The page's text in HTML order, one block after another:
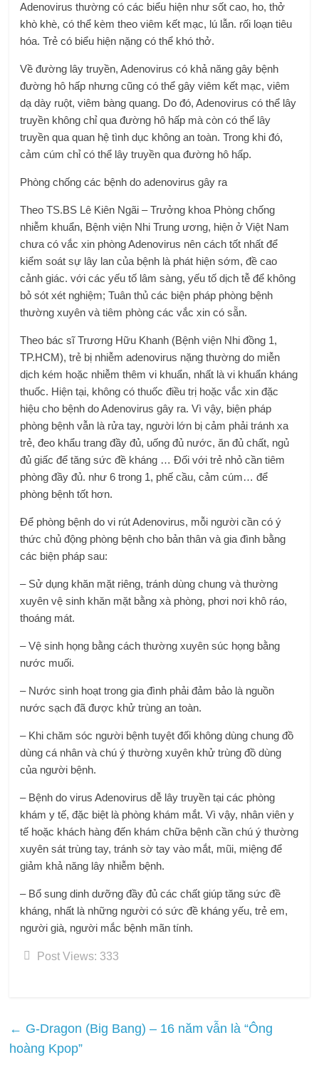
Adenovirus thường có các biểu hiện như sốt cao, ho, thở
khò khè, có thể kèm theo viêm kết mạc, lú lẫn. rối loạn tiêu
hóa. Trẻ có biểu hiện nặng có thể khó thở.
Về đường lây truyền, Adenovirus có khả năng gây bệnh
đường hô hấp nhưng cũng có thể gây viêm kết mạc, viêm
dạ dày ruột, viêm bàng quang. Do đó, Adenovirus có thể lây
truyền không chỉ qua đường hô hấp mà còn có thể lây
truyền qua quan hệ tình dục không an toàn. Trong khi đó,
cảm cúm chỉ có thể lây truyền qua đường hô hấp.
Phòng chống các bệnh do adenovirus gây ra
Theo TS.BS Lê Kiên Ngãi – Trưởng khoa Phòng chống
nhiễm khuẩn, Bệnh viện Nhi Trung ương, hiện ở Việt Nam
chưa có vắc xin phòng Adenovirus nên cách tốt nhất để
kiểm soát sự lây lan của bệnh là phát hiện sớm, đề cao
cảnh giác. với các yếu tố lâm sàng, yếu tố dịch tễ để không
bỏ sót xét nghiệm; Tuân thủ các biện pháp phòng bệnh
thường xuyên và tiêm phòng các vắc xin có sẵn.
Theo bác sĩ Trương Hữu Khanh (Bệnh viện Nhi đồng 1,
TP.HCM), trẻ bị nhiễm adenovirus nặng thường do miễn
dịch kém hoặc nhiễm thêm vi khuẩn, nhất là vi khuẩn kháng
thuốc. Hiện tại, không có thuốc điều trị hoặc vắc xin đặc
hiệu cho bệnh do Adenovirus gây ra. Vì vậy, biện pháp
phòng bệnh vẫn là rửa tay, người lớn bị cảm phải tránh xa
trẻ, đeo khẩu trang đầy đủ, uống đủ nước, ăn đủ chất, ngủ
đủ giấc để tăng sức đề kháng … Đối với trẻ nhỏ cần tiêm
phòng đầy đủ. như 6 trong 1, phế cầu, cảm cúm… để
phòng bệnh tốt hơn.
Để phòng bệnh do vi rút Adenovirus, mỗi người cần có ý
thức chủ động phòng bệnh cho bản thân và gia đình bằng
các biện pháp sau:
– Sử dụng khăn mặt riêng, tránh dùng chung và thường
xuyên vệ sinh khăn mặt bằng xà phòng, phơi nơi khô ráo,
thoáng mát.
– Vệ sinh họng bằng cách thường xuyên súc họng bằng
nước muối.
– Nước sinh hoạt trong gia đình phải đảm bảo là nguồn
nước sạch đã được khử trùng an toàn.
– Khi chăm sóc người bệnh tuyệt đối không dùng chung đồ
dùng cá nhân và chú ý thường xuyên khử trùng đồ dùng
của người bệnh.
– Bệnh do virus Adenovirus dễ lây truyền tại các phòng
khám y tế, đặc biệt là phòng khám mắt. Vì vậy, nhân viên y
tế hoặc khách hàng đến khám chữa bệnh cần chú ý thường
xuyên sát trùng tay, tránh sờ tay vào mắt, mũi, miệng để
giảm khả năng lây nhiễm bệnh.
– Bổ sung dinh dưỡng đầy đủ các chất giúp tăng sức đề
kháng, nhất là những người có sức đề kháng yếu, trẻ em,
người già, người mắc bệnh mãn tính.
Post Views: 333
← G-Dragon (Big Bang) – 16 năm vẫn là “Ông
hoàng Kpop”